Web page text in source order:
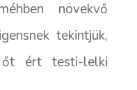
növekvő
tekintjük,
ért testi-lelki